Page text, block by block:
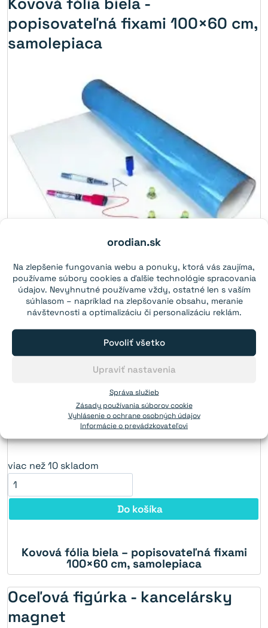
orodian.sk
Na zlepšenie fungovania webu a ponuky, ktorá vás zaujíma,
používame súbory cookies a ďalšie technológie spracovania
údajov. Nevyhnutné používame vždy, ostatné len s vaším
súhlasom – napríklad na zlepšovanie obsahu, meranie
návštevnosti a optimalizáciu či personalizáciu reklám.
Správa služieb
Povoliť všetko
Upraviť nastavenia
Zásady používania súborov cookie
Vyhlásenie o ochrane osobných údajov
Informácie o prevádzkovateľovi
popisovateľná fixami 100×60 cm,
samolepiaca
Kovová fólia biela -
popisovateľná fixami 100×60 cm,
samolepiaca
Od 1 ks: 20,79€
Do košíka
viac než 10 skladom
Do košíka
5%
Kovová fólia biela – popisovateľná fixami
100×60 cm, samolepiaca
Oceľová figúrka - kancelársky
magnet